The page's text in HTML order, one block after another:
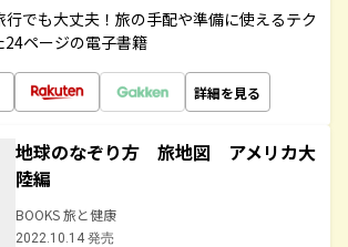
でも大丈夫！旅の手配や準備に使えるテク
24ページの電子書籍
詳細を見る
地球のなぞり方 旅地図 アメリカ大
陸編
BOOKS 旅と健康
2022.10.14 発売